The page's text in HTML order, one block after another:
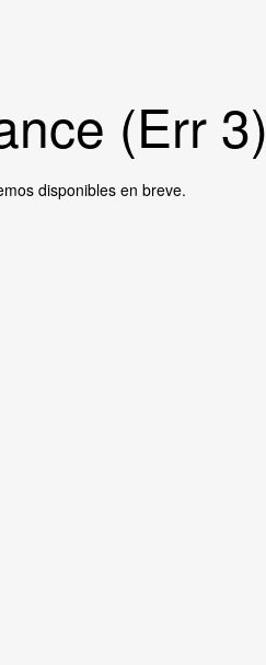
(Err 3)
disponibles en breve.